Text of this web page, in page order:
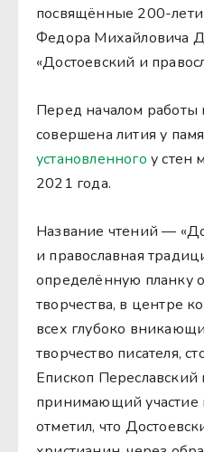
посвящённые 200-
Федора Михайловича
«Достоевский и
Перед началом
совершена лития у
установленного у стен
2021 года.
Название чтений —
и православная
определённую планку
творчества, в центре
всех глубоко
творчество писателя,
Епископ Переславский
принимающий
отметил, что